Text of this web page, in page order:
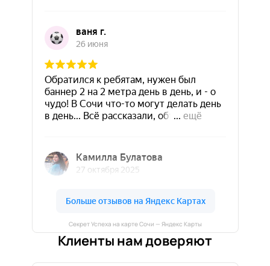
Секрет Успеха на карте Сочи — Яндекс Карты
Клиенты нам доверяют